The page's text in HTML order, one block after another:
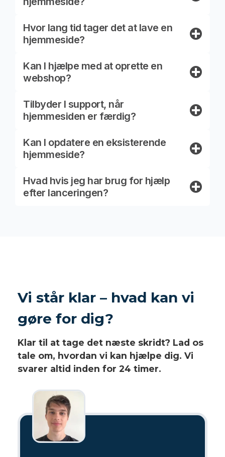
Hvor lang tid tager det at lave en
hjemmeside?
Kan I hjælpe med at oprette en
webshop?
Tilbyder I support, når
hjemmesiden er færdig?
Kan I opdatere en eksisterende
hjemmeside?
Hvad hvis jeg har brug for hjælp
efter lanceringen?
Vi står klar – hvad kan vi
gøre for dig?
Klar til at tage det næste skridt? Lad os
tale om, hvordan vi kan hjælpe dig. Vi
svarer altid inden for 24 timer.